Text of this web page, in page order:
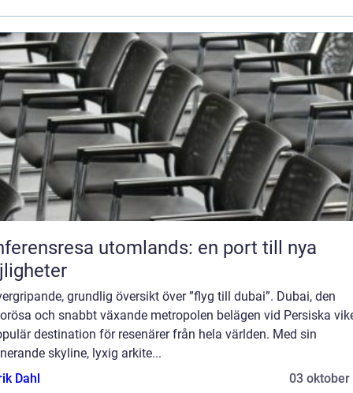
utomlands: en port till nya
grundlig översikt över ”flyg till dubai”. Dubai, den
och snabbt växande metropolen belägen vid Persiska
destination för resenärer från hela världen. Med sin
skyline, lyxig arkite...
Dahl
03 oktober